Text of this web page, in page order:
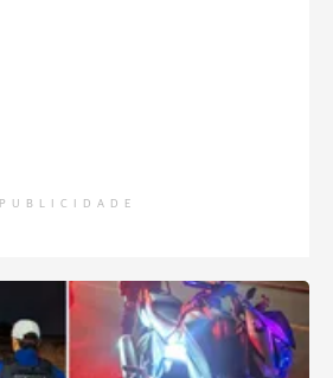
PUBLICIDADE